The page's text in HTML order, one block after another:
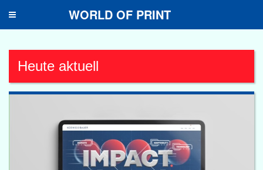
Toggle
WORLD OF PRINT
Heute aktuell